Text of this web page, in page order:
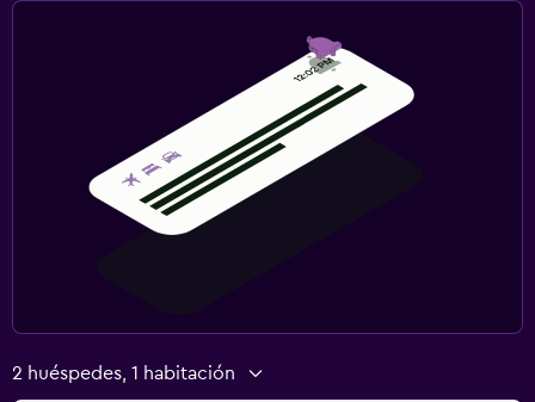
Armario o clóset
Salud y seguridad
2 huéspedes, 1 habitación